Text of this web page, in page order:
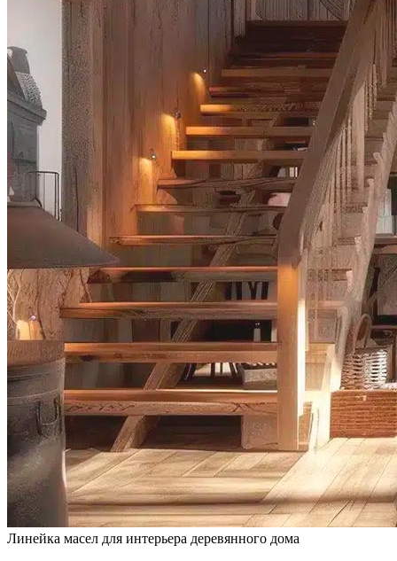
Линейка масел для интерьера деревянного дома